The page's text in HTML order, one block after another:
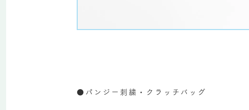
●パンジー刺繍・クラッチバッグ